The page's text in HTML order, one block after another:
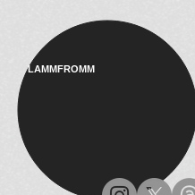
LAMMFROMM​